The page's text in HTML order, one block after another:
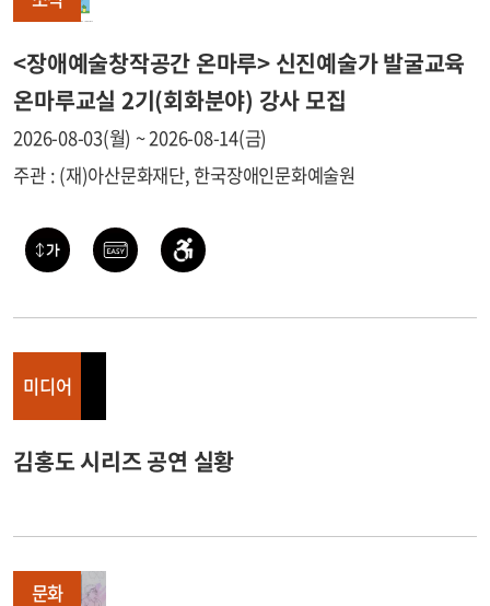
<장애예술창작공간 온마루> 신진예술가 발굴교육
온마루교실 2기(회화분야) 강사 모집
2026-08-03(월) ~ 2026-08-14(금)
주관 : (재)아산문화재단, 한국장애인문화예술원
미디어
김홍도 시리즈 공연 실황
문화